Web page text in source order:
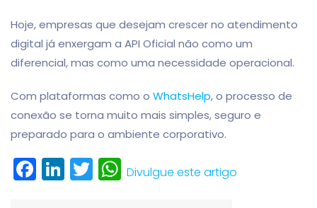
Hoje, empresas que desejam crescer no atendimento
digital já enxergam a API Oficial não como um
diferencial, mas como uma necessidade operacional.
Com plataformas como o WhatsHelp, o processo de
conexão se torna muito mais simples, seguro e
preparado para o ambiente corporativo.
FacebookLinkedInTwitterWhatsApp
Divulgue este artigo